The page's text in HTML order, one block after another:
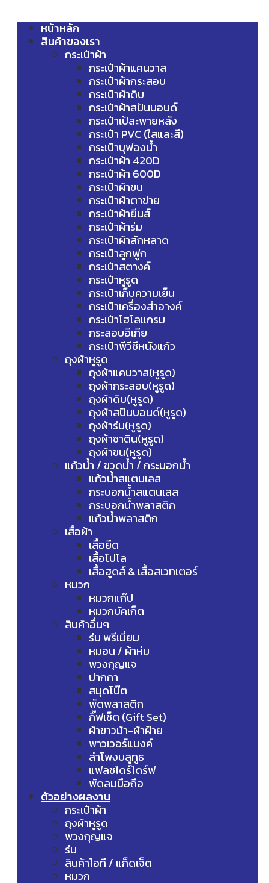
หน้าหลัก
สินค้าของเรา
กระเป๋าผ้า
กระเป๋าผ้าแคนวาส
กระเป๋าผ้ากระสอบ
กระเป๋าผ้าดิบ
กระเป๋าผ้าสปันบอนด์
กระเป๋าเป้สะพายหลัง
กระเป๋า PVC (ใสและสี)
กระเป๋าบุฟองน้ำ
กระเป๋าผ้า 420D
กระเป๋าผ้า 600D
กระเป๋าผ้าขน
กระเป๋าผ้าตาข่าย
กระเป๋าผ้ายีนส์
กระเป๋าผ้าร่ม
กระเป๋าผ้าสักหลาด
กระเป๋าลูกฟูก
กระเป๋าสตางค์
กระเป๋าหูรูด
กระเป๋าเก็บความเย็น
กระเป๋าเครื่องสำอางค์
กระเป๋าโฮโลแกรม
กระสอบอีเกีย
กระเป๋าพีวีซีหนังแก้ว
ถุงผ้าหูรูด
ถุงผ้าแคนวาส(หูรูด)
ถุงผ้ากระสอบ(หูรูด)
ถุงผ้าดิบ(หูรูด)
ถุงผ้าสปันบอนด์(หูรูด)
ถุงผ้าร่ม(หูรูด)
ถุงผ้าซาติน(หูรูด)
ถุงผ้าขน(หูรูด)
แก้วน้ำ / ขวดน้ำ / กระบอกน้ำ
แก้วน้ำสแตนเลส
กระบอกน้ำสแตนเลส
กระบอกน้ำพลาสติก
แก้วน้ำพลาสติก
เสื้อผ้า
เสื้อยืด
เสื้อโปโล
เสื้อฮูดส์ & เสื้อสเวทเตอร์
หมวก
หมวกแก๊ป
หมวกบัคเก็ต
สินค้าอื่นๆ
ร่ม พรีเมี่ยม
หมอน / ผ้าห่ม
พวงกุญแจ
ปากกา
สมุดโน๊ต
พัดพลาสติก
กิ๊ฟเซ็ต (Gift Set)
ผ้าขาวม้า-ผ้าฝ้าย
พาวเวอร์แบงค์
ลำโพงบลูทูธ
แฟลชไดร์ไดร์ฟ
พัดลมมือถือ
ตัวอย่างผลงาน
กระเป๋าผ้า
ถุงผ้าหูรูด
พวงกุญแจ
ร่ม
สินค้าไอที / แก็ดเจ็ต
หมวก